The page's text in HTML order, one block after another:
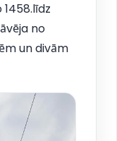
no
un divām